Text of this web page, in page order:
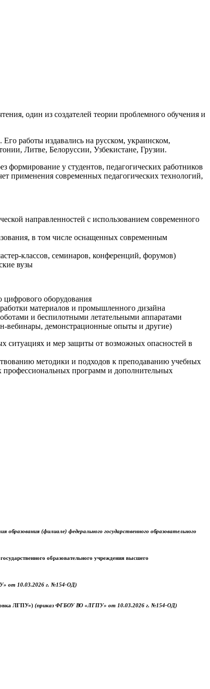
один из создателей теории проблемного обучения и
работы издавались на русском, украинском,
Литве, Белоруссии, Узбекистане, Грузии.
формирование у студентов, педагогических работников
применения современных педагогических технологий,
направленностей с использованием современного
в том числе оснащенных современным
классов, семинаров, конференций, форумов)
вузы
цифрового оборудования
материалов и промышленного дизайна
и беспилотными летательными аппаратами
вебинары, демонстрационные опыты и другие)
ситуациях и мер защиты от возможных опасностей в
методики и подходов к преподаванию учебных
профессиональных программ и дополнительных
(филиале) федерального государственного образовательного
образовательного учреждения высшего
от 10.03.2026 г. №154-ОД)
ЛГПУ») (приказ ФГБОУ ВО «ЛГПУ» от 10.03.2026 г. №154-ОД)